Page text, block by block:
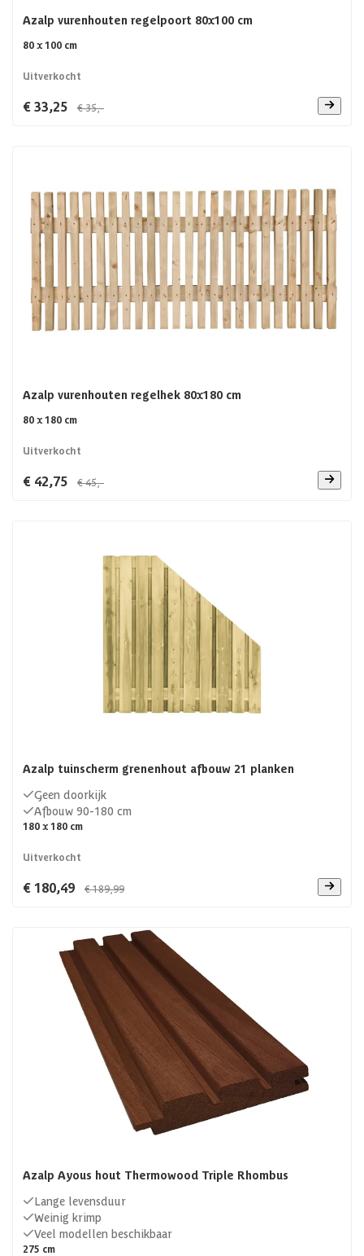
Azalp vurenhouten regelpoort 80x100 cm
80 x 100 cm
Uitverkocht
€ 33,25 € 35,-
Azalp vurenhouten regelhek 80x180 cm
80 x 180 cm
Uitverkocht
€ 42,75 € 45,-
Azalp tuinscherm grenenhout afbouw 21 planken
Geen doorkijk
Afbouw 90-180 cm
180 x 180 cm
Uitverkocht
€ 180,49 € 189,99
Azalp Ayous hout Thermowood Triple Rhombus
Lange levensduur
Weinig krimp
Veel modellen beschikbaar
275 cm